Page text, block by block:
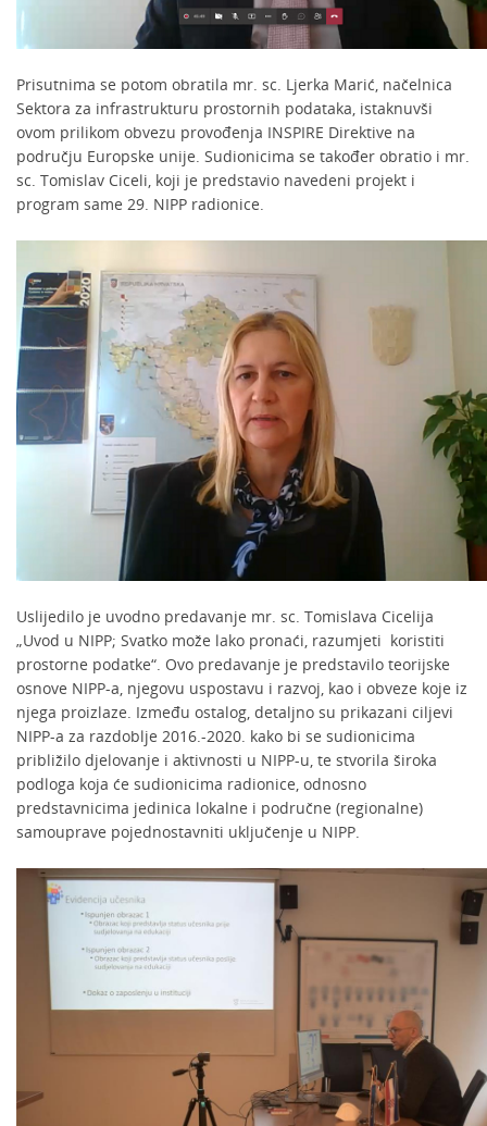
Prisutnima se potom obratila mr. sc. Ljerka Marić, načelnica
Sektora za infrastrukturu prostornih podataka, istaknuvši
ovom prilikom obvezu provođenja INSPIRE Direktive na
području Europske unije. Sudionicima se također obratio i mr.
sc. Tomislav Ciceli, koji je predstavio navedeni projekt i
program same 29. NIPP radionice.
Uslijedilo je uvodno predavanje mr. sc. Tomislava Cicelija
„Uvod u NIPP; Svatko može lako pronaći, razumjeti koristiti
prostorne podatke“. Ovo predavanje je predstavilo teorijske
osnove NIPP-a, njegovu uspostavu i razvoj, kao i obveze koje iz
njega proizlaze. Između ostalog, detaljno su prikazani ciljevi
NIPP-a za razdoblje 2016.-2020. kako bi se sudionicima
približilo djelovanje i aktivnosti u NIPP-u, te stvorila široka
podloga koja će sudionicima radionice, odnosno
predstavnicima jedinica lokalne i područne (regionalne)
samouprave pojednostavniti uključenje u NIPP.